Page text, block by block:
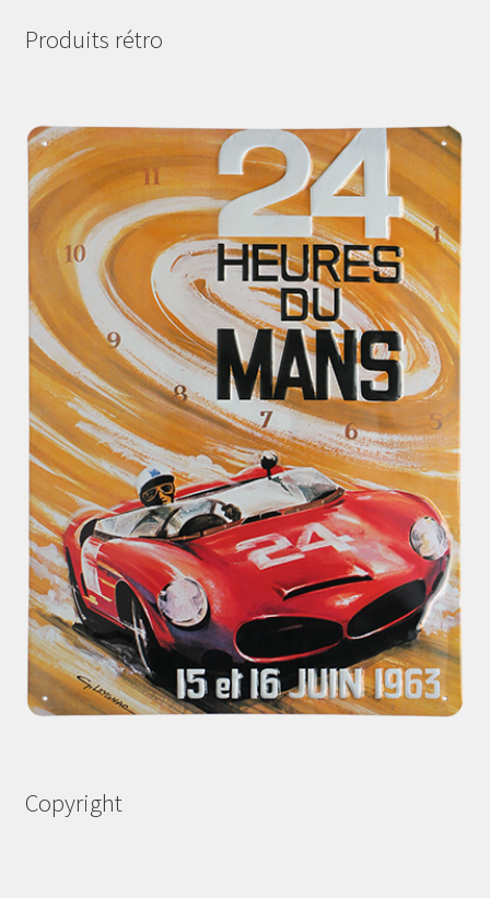
Produits rétro
Copyright